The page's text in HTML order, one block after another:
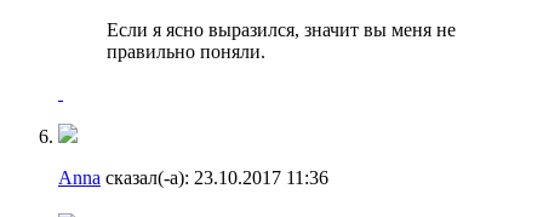
Если я ясно выразился, значит вы меня не
правильно поняли.
Anna сказал(-а): 23.10.2017 11:36